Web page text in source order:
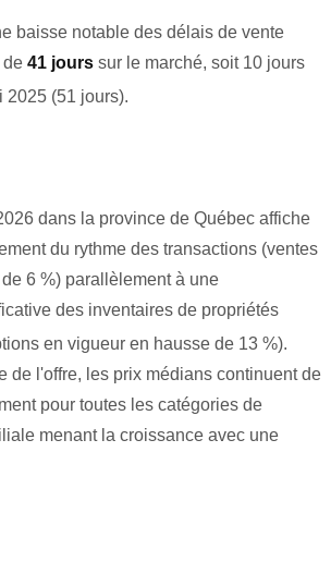
baisse notable des délais de vente
de 41 jours sur le marché, soit 10 jours
2025 (51 jours).
dans la province de Québec affiche
du rythme des transactions (ventes
6 %) parallèlement à une
des inventaires de propriétés
en vigueur en hausse de 13 %).
de l'offre, les prix médians continuent de
pour toutes les catégories de
menant la croissance avec une